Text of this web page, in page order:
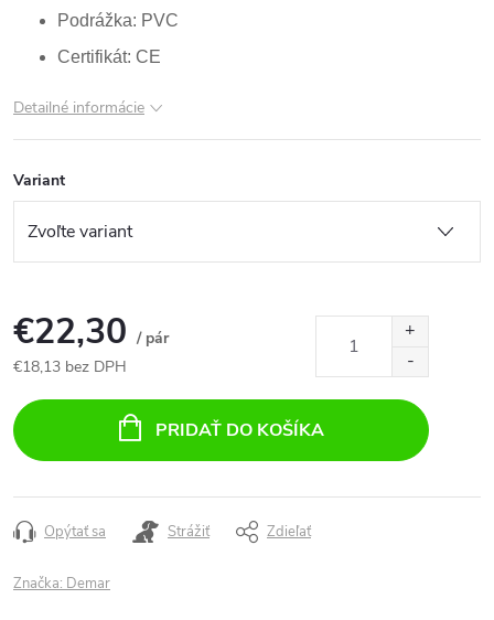
Podrážka: PVC
Certifikát: CE
Detailné informácie
Variant
€22,30 / pár
€18,13 bez DPH
cena:
PRIDAŤ DO KOŠÍKA
Opýtať sa Strážiť Zdieľať
Značka: Demar